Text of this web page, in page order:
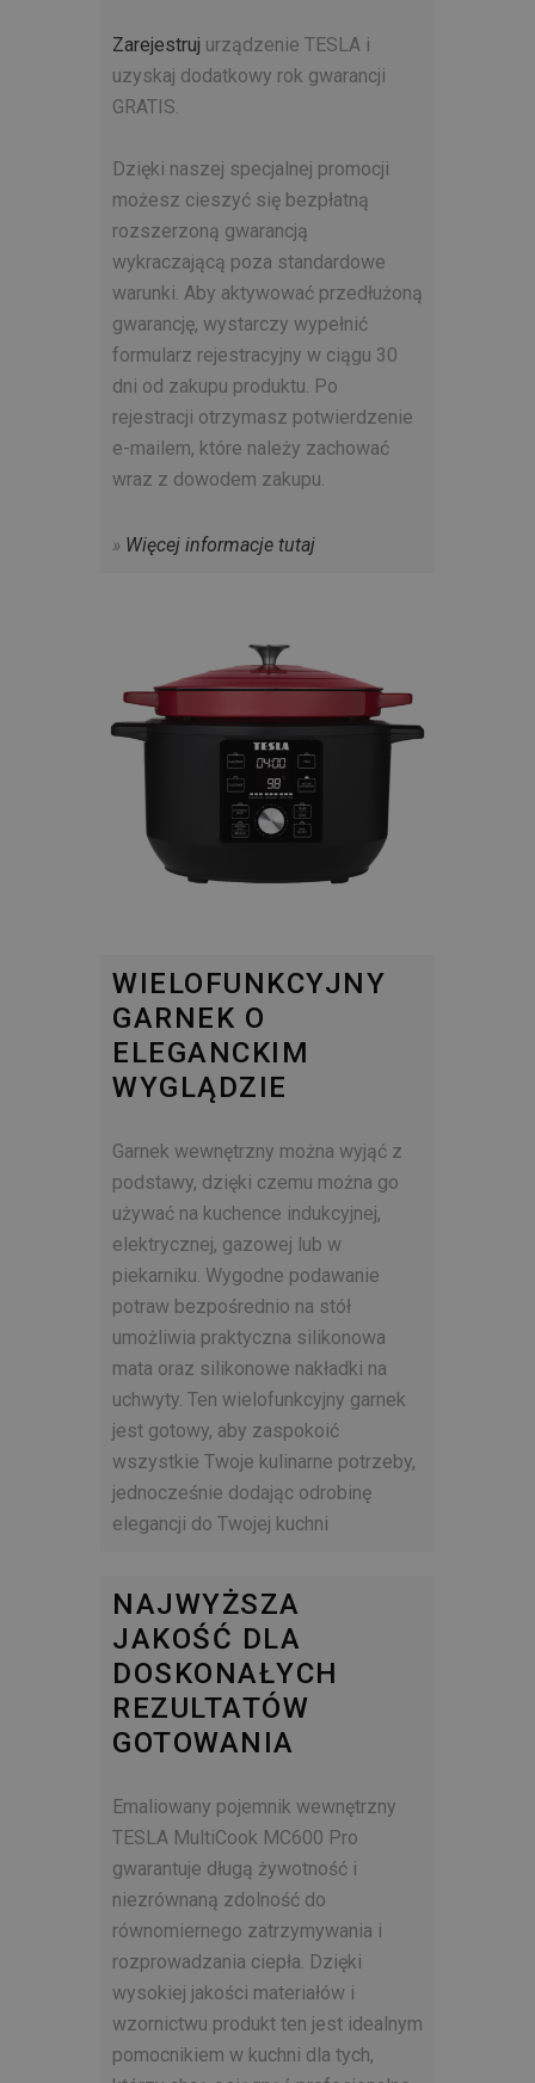
Zarejestruj urządzenie TESLA i
uzyskaj dodatkowy rok gwarancji
GRATIS.
Dzięki naszej specjalnej promocji
możesz cieszyć się bezpłatną
rozszerzoną gwarancją
wykraczającą poza standardowe
warunki. Aby aktywować przedłużoną
gwarancję, wystarczy wypełnić
formularz rejestracyjny w ciągu 30
dni od zakupu produktu. Po
rejestracji otrzymasz potwierdzenie
e-mailem, które należy zachować
wraz z dowodem zakupu.
» Więcej informacje tutaj
WIELOFUNKCYJNY
GARNEK O
ELEGANCKIM
WYGLĄDZIE
Garnek wewnętrzny można wyjąć z
podstawy, dzięki czemu można go
używać na kuchence indukcyjnej,
elektrycznej, gazowej lub w
piekarniku. Wygodne podawanie
potraw bezpośrednio na stół
umożliwia praktyczna silikonowa
mata oraz silikonowe nakładki na
uchwyty. Ten wielofunkcyjny garnek
jest gotowy, aby zaspokoić
wszystkie Twoje kulinarne potrzeby,
jednocześnie dodając odrobinę
elegancji do Twojej kuchni
NAJWYŻSZA
JAKOŚĆ DLA
DOSKONAŁYCH
REZULTATÓW
GOTOWANIA
Emaliowany pojemnik wewnętrzny
TESLA MultiCook MC600 Pro
gwarantuje długą żywotność i
niezrównaną zdolność do
równomiernego zatrzymywania i
rozprowadzania ciepła. Dzięki
wysokiej jakości materiałów i
wzornictwu produkt ten jest idealnym
pomocnikiem w kuchni dla tych,